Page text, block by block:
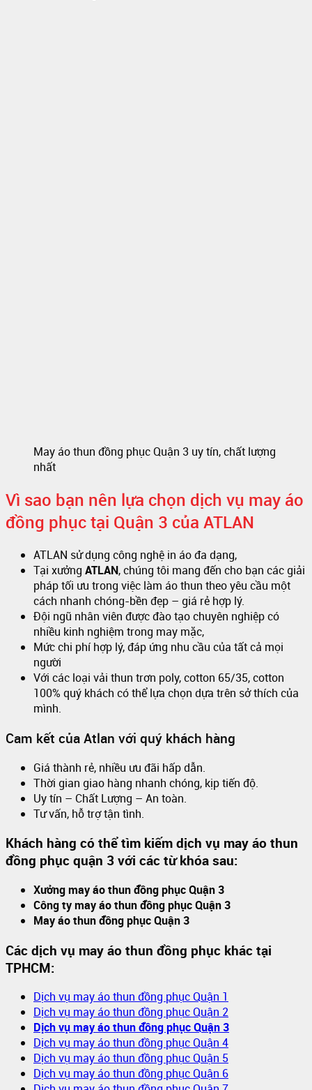
May áo thun đồng phục Quận 3 uy tín, chất lượng
nhất
Vì sao bạn nên lựa chọn dịch vụ may áo
đồng phục tại Quận 3 của ATLAN
ATLAN sử dụng công nghệ in áo đa dạng,
Tại xưởng ATLAN, chúng tôi mang đến cho bạn các giải
pháp tối ưu trong việc làm áo thun theo yêu cầu một
cách nhanh chóng-bền đẹp – giá rẻ hợp lý.
Đội ngũ nhân viên được đào tạo chuyên nghiệp có
nhiều kinh nghiệm trong may mặc,
Mức chi phí hợp lý, đáp ứng nhu cầu của tất cả mọi
người
Với các loại vải thun trơn poly, cotton 65/35, cotton
100% quý khách có thể lựa chọn dựa trên sở thích của
mình.
Cam kết của Atlan với quý khách hàng
Giá thành rẻ, nhiều ưu đãi hấp dẫn.
Thời gian giao hàng nhanh chóng, kịp tiến độ.
Uy tín – Chất Lượng – An toàn.
Tư vấn, hỗ trợ tận tình.
Khách hàng có thể tìm kiếm dịch vụ may áo thun
đồng phục quận 3 với các từ khóa sau:
Xưởng may áo thun đồng phục Quận 3
Công ty may áo thun đồng phục Quận 3
May áo thun đồng phục Quận 3
Các dịch vụ may áo thun đồng phục khác tại
TPHCM:
Dịch vụ may áo thun đồng phục Quận 1
Dịch vụ may áo thun đồng phục Quận 2
Dịch vụ may áo thun đồng phục Quận 3
Dịch vụ may áo thun đồng phục Quận 4
Dịch vụ may áo thun đồng phục Quận 5
Dịch vụ may áo thun đồng phục Quận 6